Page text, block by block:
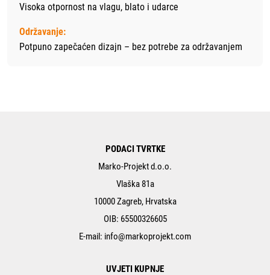
Visoka otpornost na vlagu, blato i udarce
Održavanje:
Potpuno zapečaćen dizajn – bez potrebe za održavanjem
PODACI TVRTKE
Marko-Projekt d.o.o.
Vlaška 81a
10000 Zagreb, Hrvatska
OIB: 65500326605
E-mail: info@markoprojekt.com
UVJETI KUPNJE